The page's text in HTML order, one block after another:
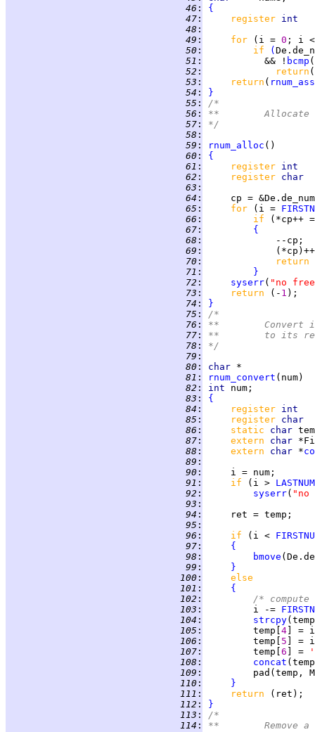
  46
:
{
  47
: register
  48
:
  49
: for (i = 0 ; i
  50
: if
(
  51
:
           && !
bcmp
  52
:
return
  53
: return (
  54
:
}
  55
:
/*
  56
:
**
  57
:
*/
  58
:
  59
: rnum_alloc
  60
:
{
  61
: register
  62
: register
  63
:
  64
:
cp =
  65
: for (i =
  66
: if
(*cp++
  67
:
{
  68
:
  69
:
  70
:
return
  71
:
}
  72
: syserr( "no free
  73
: return (- 1
  74
:
}
  75
:
/*
  76
:
**
  77
:
**	to its
  78
:
*/
  79
:
  80
: char
  81
: rnum_convert
  82
: int
  83
:
{
  84
: register
  85
: register
  86
: static char
  87
: extern char
  88
: extern char *
  89
:
  90
:
  91
: if (i > LASTNUM
  92
: syserr( "no
  93
:
  94
:
  95
:
  96
: if (i <
  97
:
{
  98
:
bmove
  99
:
}
100 :
else
101 :
{
102 :
/* compute
103 :
         i -=
104 : strcpy
105 :
         temp[
4 ] =
106 :
         temp[
5 ] =
107 :
         temp[
6 ] =
108 :
concat
109 :
110 :
}
111 : return
112 :
}
113 :
/*
114 :
**